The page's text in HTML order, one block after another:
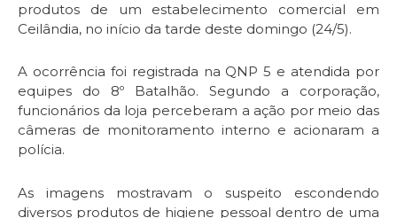
produtos de um estabelecimento comercial em
Ceilândia, no início da tarde deste domingo (24/5).
A ocorrência foi registrada na QNP 5 e atendida por
equipes do 8º Batalhão. Segundo a corporação,
funcionários da loja perceberam a ação por meio das
câmeras de monitoramento interno e acionaram a
polícia.
As imagens mostravam o suspeito escondendo
diversos produtos de higiene pessoal dentro de uma